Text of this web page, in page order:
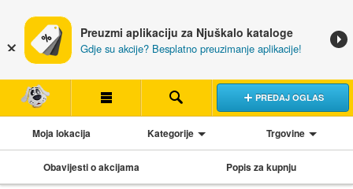
Preuzmi aplikaciju za Njuškalo kataloge
Gdje su akcije? Besplatno preuzimanje aplikacije!
PREDAJ OGLAS
Moja lokacija Kategorije Trgovine
Obavijesti o akcijama Popis za kupnju